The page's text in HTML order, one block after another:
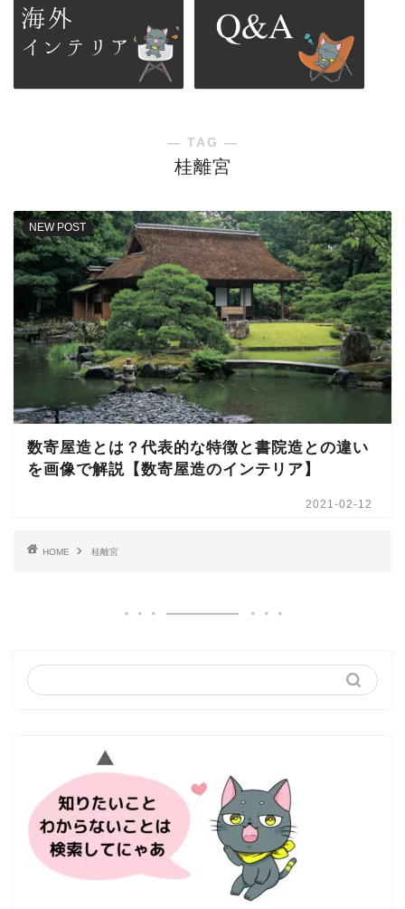
― TAG ―
桂離宮
NEW POST
数寄屋造とは？代表的な特徴と書院造との違い
を画像で解説【数寄屋造のインテリア】
2021-02-12
HOME 桂離宮